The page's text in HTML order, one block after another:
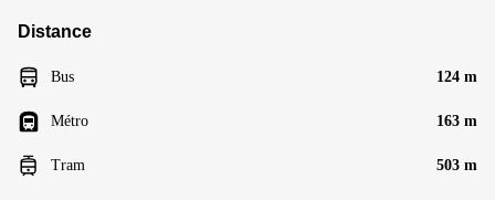
Distance
Bus 124 m
Métro 163 m
Tram 503 m